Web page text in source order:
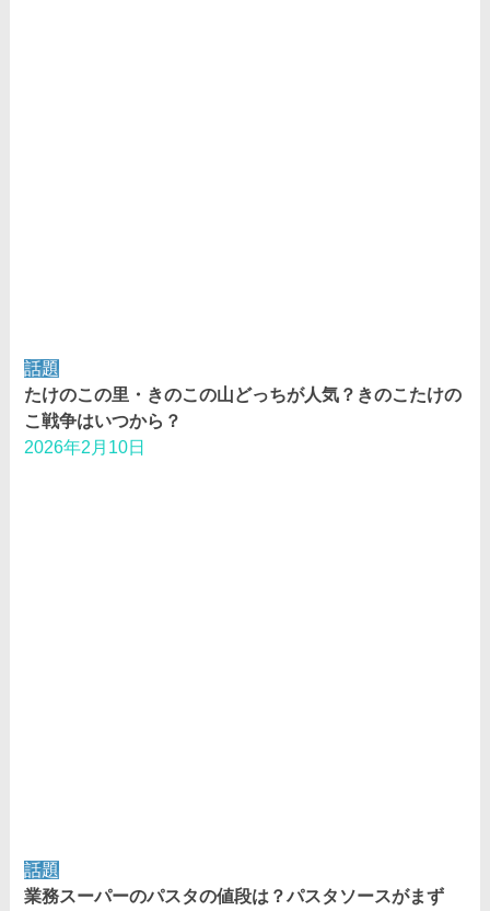
話題
たけのこの里・きのこの山どっちが人気？きのこたけの
こ戦争はいつから？
2026年2月10日
話題
業務スーパーのパスタの値段は？パスタソースがまず